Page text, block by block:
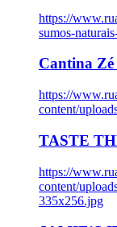
https://
sumos-
Cantina Zé
https://
content/
TASTE
https://
content/
335x256.jpg